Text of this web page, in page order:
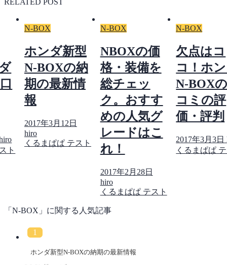
RELATED POST
ト
N-BOX
ホンダ新型
N-BOXの納
期の最新情
報
2017年3月12日
hiro
くるまぱぱ テスト
N-BOX
NBOXの価
格・装備を
総チェッ
ク。おすす
めの人気グ
レードはこ
れ！
2017年2月28日
hiro
くるまぱぱ テスト
N-BOX
欠点はコ
コ！ホ
N-BOX
コミの評
価・評判
2017年3月3日
くるまぱぱ
「N-BOX」に関する人気記事
ホンダ新型N-BOXの納期の最新情報